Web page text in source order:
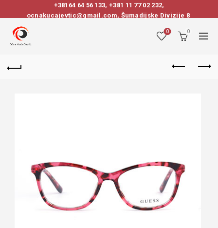
+38164 64 56 133, +381 11 77 02 232,
ocnakucajevtic@gmail.com, Šumadijske Divizije 8
0 0